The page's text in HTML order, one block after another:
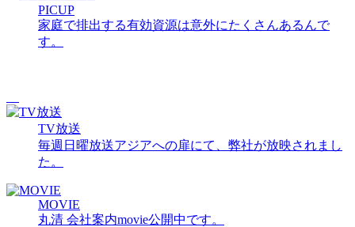
PICUP
家庭で排出する有効資源は意外にたくさんあるんで
す。
TV放送
毎週日曜放送アジアへの扉にて、弊社が放映されまし
た。
MOVIE
丸清 会社案内movie公開中です。